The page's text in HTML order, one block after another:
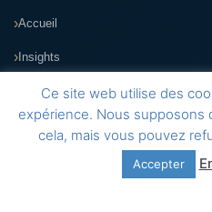
Accueil
Insights
À propos
Application VIGIL
Ce site web utilise des
expérience. Nous supposons
cela, mais vous pouvez
Accepter